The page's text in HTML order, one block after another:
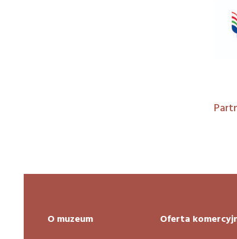
O muzeum Oferta